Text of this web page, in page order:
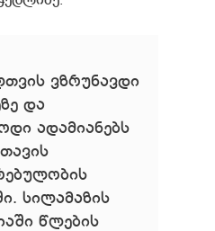
ვზრუნავდი
და
ადამიანებს
სილამაზის
წლების